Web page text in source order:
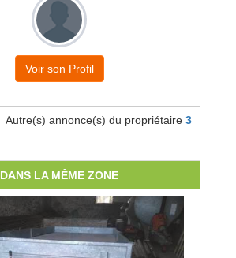
Voir son Profil
Autre(s) annonce(s) du propriétaire 3
DANS LA MÊME ZONE